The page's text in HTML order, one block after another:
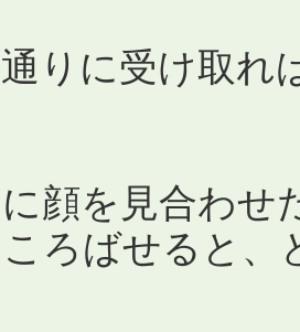
通りに受け取
顔を見合わせ
ろばせると、